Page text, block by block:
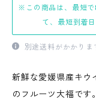
※この商品は、最短で
て、最短到着
別途送料がかかりま
新鮮な愛媛県産キウ
のフルーツ大福です